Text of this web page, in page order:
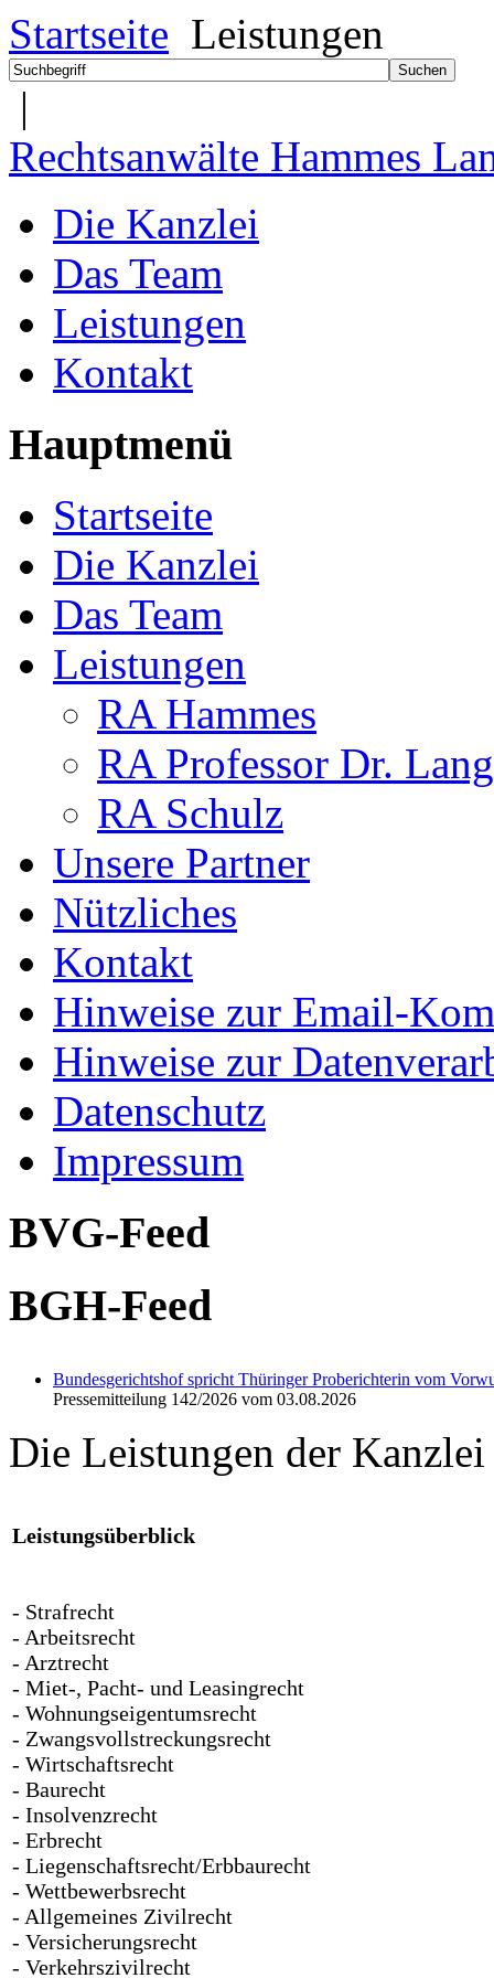
Startseite Leistungen
|
Rechtsanwälte Hammes
Die Kanzlei
Das Team
Leistungen
Kontakt
Hauptmenü
Startseite
Die Kanzlei
Das Team
Leistungen
RA Hammes
RA Professor Dr.
RA Schulz
Unsere Partner
Nützliches
Kontakt
Hinweise zur Email-
Hinweise zur
Datenschutz
Impressum
BVG-Feed
BGH-Feed
Bundesgerichtshof spricht Thüringer Proberichterin vom
Pressemitteilung 142/2026 vom 03.08.2026
Die Leistungen der Kanzlei
Leistungsüberblick
- Strafrecht
- Arbeitsrecht
- Arztrecht
- Miet-, Pacht- und Leasingrecht
- Wohnungseigentumsrecht
- Zwangsvollstreckungsrecht
- Wirtschaftsrecht
- Baurecht
- Insolvenzrecht
- Erbrecht
- Liegenschaftsrecht/Erbbaurecht
- Wettbewerbsrecht
- Allgemeines Zivilrecht
- Versicherungsrecht
- Verkehrszivilrecht